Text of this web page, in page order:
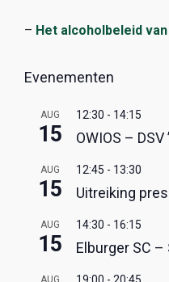
– Het alcoholbeleid van
Evenementen
AUG
15
12:30 - 14:15
OWIOS –
AUG
15
12:45 - 13:30
Uitreiking
AUG
15
14:30 - 16:15
Elburger SC –
AUG 19:00 - 20:45